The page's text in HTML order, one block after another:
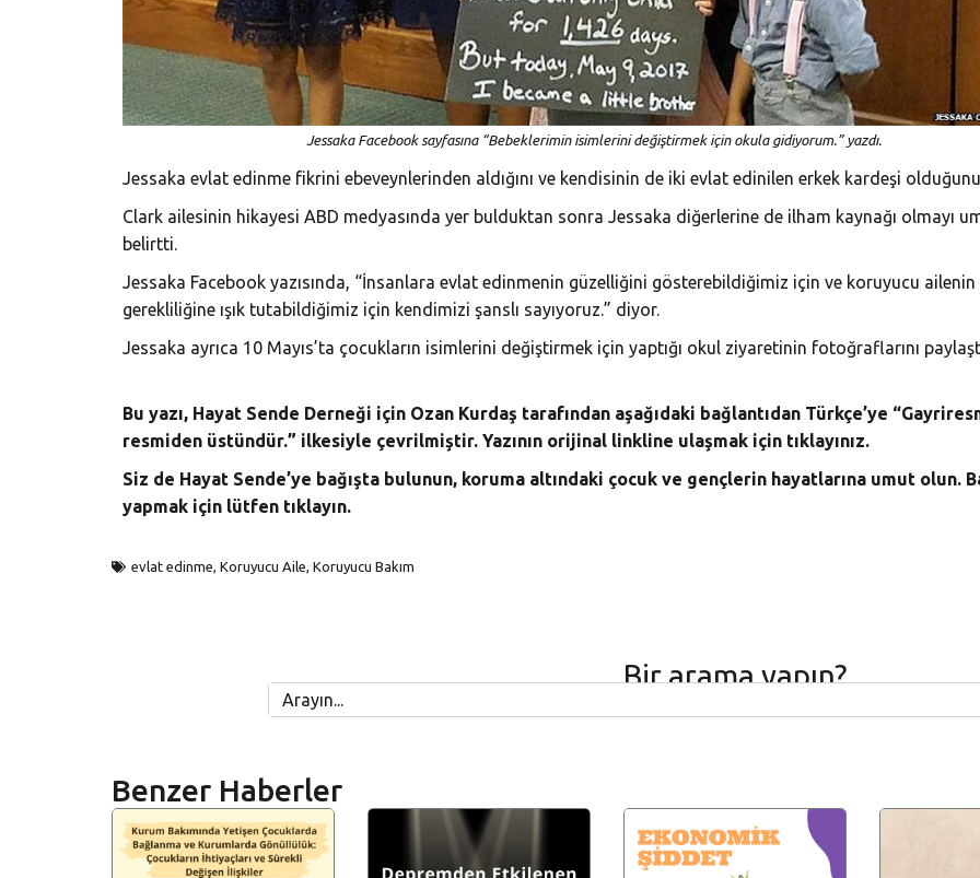
Jessaka Facebook sayfasına “Bebeklerimin isimlerini değiştirmek için okula gidiyorum.” yazdı.
Jessaka evlat edinme fikrini ebeveynlerinden aldığını ve kendisinin de iki evlat edinilen erkek kardeşi
Clark ailesinin hikayesi ABD medyasında yer bulduktan sonra Jessaka diğerlerine de ilham kaynağı olmayı
belirtti.
Jessaka Facebook yazısında, “İnsanlara evlat edinmenin güzelliğini gösterebildiğimiz için ve koruyucu ailenin
gerekliliğine ışık tutabildiğimiz için kendimizi şanslı sayıyoruz.” diyor.
Jessaka ayrıca 10 Mayıs’ta çocukların isimlerini değiştirmek için yaptığı okul ziyaretinin fotoğraflarını
Bu yazı, Hayat Sende Derneği için Ozan Kurdaş tarafından aşağıdaki bağlantıdan Türkçe’ye
resmiden üstündür.” ilkesiyle çevrilmiştir. Yazının orijinal linkline ulaşmak için tıklayınız.
Siz de Hayat Sende’ye bağışta bulunun, koruma altındaki çocuk ve gençlerin hayatlarına umut olun.
yapmak için lütfen tıklayın.
evlat edinme, Koruyucu Aile, Koruyucu Bakım
Bir arama yapın?
Benzer Haberler